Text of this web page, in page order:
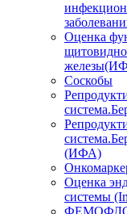
Оценка
Соскобы
(ИФА)
Оценка
системы